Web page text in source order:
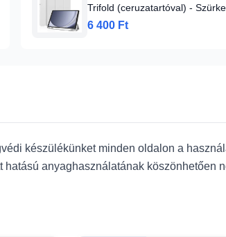
Trifold (ceruzatartóval) -
6 400 Ft
készülékünket minden oldalon a
anyaghasználatának köszönhetően